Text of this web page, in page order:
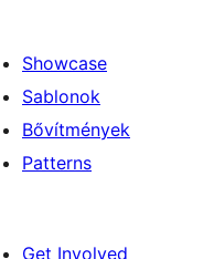
Showcase
Sablonok
Bővítmények
Patterns
Get Involved